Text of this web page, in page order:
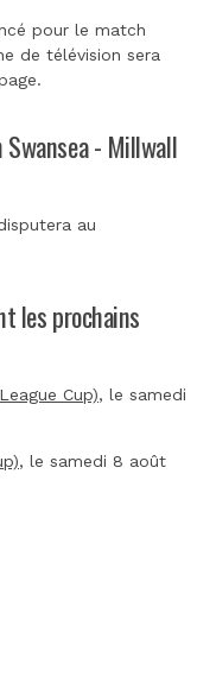
pour le match
de télévision sera
Swansea - Millwall
au
les prochains
Cup), le samedi
, le samedi 8 août